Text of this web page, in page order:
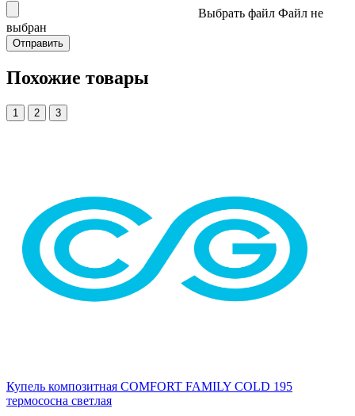
Выбрать файл Файл не
выбран
Похожие товары
1 2 3
Купель композитная COMFORT FAMILY COLD 195
термососна светлая